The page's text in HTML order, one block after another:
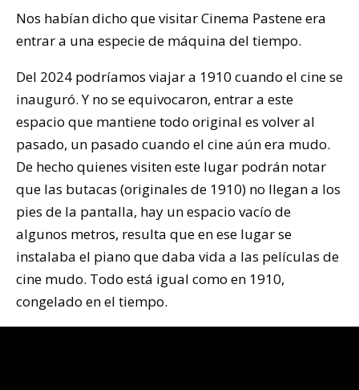
Nos habían dicho que visitar Cinema Pastene era
entrar a una especie de máquina del tiempo.
Del 2024 podríamos viajar a 1910 cuando el cine se
inauguró. Y no se equivocaron, entrar a este
espacio que mantiene todo original es volver al
pasado, un pasado cuando el cine aún era mudo.
De hecho quienes visiten este lugar podrán notar
que las butacas (originales de 1910) no llegan a los
pies de la pantalla, hay un espacio vacío de
algunos metros, resulta que en ese lugar se
instalaba el piano que daba vida a las películas de
cine mudo. Todo está igual como en 1910,
congelado en el tiempo.